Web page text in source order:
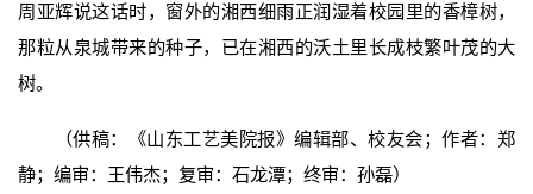
周亚辉说这话时，窗外的湘西细雨正润湿着校园里的香樟树，
那粒从泉城带来的种子，已在湘西的沃土里长成枝繁叶茂的大
树。
（供稿：《山东工艺美院报》编辑部、校友会；作者：郑
静；编审：王伟杰；复审：石龙潭；终审：孙磊）